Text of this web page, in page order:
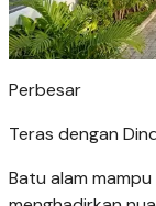
Perbesar
Teras dengan
Batu alam